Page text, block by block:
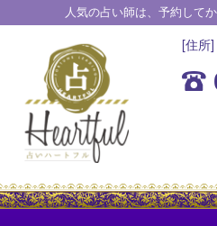
人気の占い師は、予約して
[住所